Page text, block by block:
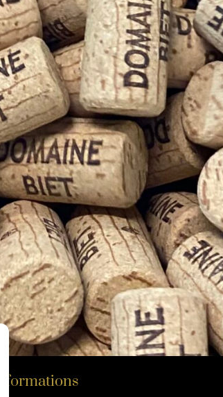
Informations